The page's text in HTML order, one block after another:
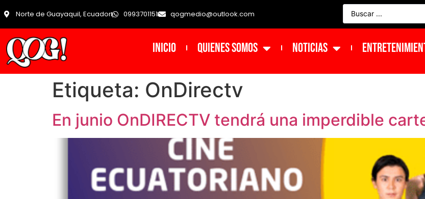
Norte de Guayaquil, Ecuador 0993701151 qogmedio@outlook.com
INICIO Quienes Somos NOTICIAS
Etiqueta: OnDirectv
En junio OnDIRECTV tendrá una imperdible